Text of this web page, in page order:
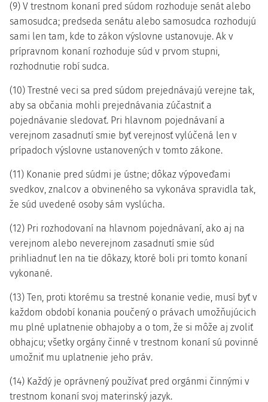
(9) V trestnom konaní pred súdom rozhoduje senát alebo
samosudca; predseda senátu alebo samosudca rozhodujú
sami len tam, kde to zákon výslovne ustanovuje. Ak v
prípravnom konaní rozhoduje súd v prvom stupni,
rozhodnutie robí sudca.
(10) Trestné veci sa pred súdom prejednávajú verejne tak,
aby sa občania mohli prejednávania zúčastniť a
pojednávanie sledovať. Pri hlavnom pojednávaní a
verejnom zasadnutí smie byť verejnosť vylúčená len v
prípadoch výslovne ustanovených v tomto zákone.
(11) Konanie pred súdmi je ústne; dôkaz výpoveďami
svedkov, znalcov a obvineného sa vykonáva spravidla tak,
že súd uvedené osoby sám vyslúcha.
(12) Pri rozhodovaní na hlavnom pojednávaní, ako aj na
verejnom alebo neverejnom zasadnutí smie súd
prihliadnuť len na tie dôkazy, ktoré boli pri tomto konaní
vykonané.
(13) Ten, proti ktorému sa trestné konanie vedie, musí byť v
každom období konania poučený o právach umožňujúcich
mu plné uplatnenie obhajoby a o tom, že si môže aj zvoliť
obhajcu; všetky orgány činné v trestnom konaní sú povinné
umožniť mu uplatnenie jeho práv.
(14) Každý je oprávnený používať pred orgánmi činnými v
trestnom konaní svoj materinský jazyk.